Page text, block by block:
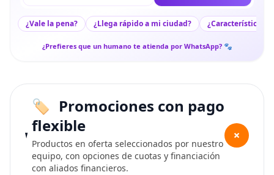
¿Vale la pena? ¿Llega rápido a mi ciudad? ¿Características
¿Prefieres que un humano te atienda por WhatsApp? 🐾
Promociones con pago
flexible
Productos en oferta seleccionados por nuestro
equipo, con opciones de cuotas y financiación
con aliados financieros.
+